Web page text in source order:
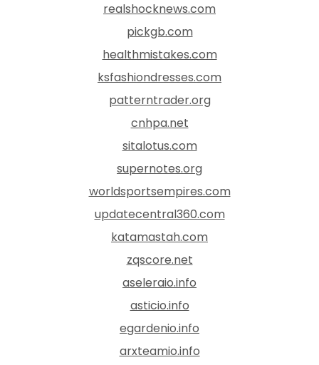
realshocknews.com
pickgb.com
healthmistakes.com
ksfashiondresses.com
patterntrader.org
cnhpa.net
sitalotus.com
supernotes.org
worldsportsempires.com
updatecentral360.com
katamastah.com
zqscore.net
aseleraio.info
asticio.info
egardenio.info
arxteamio.info